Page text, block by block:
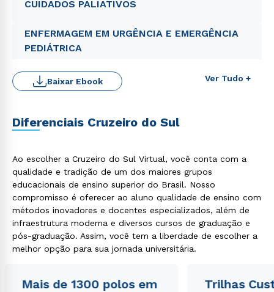
CUIDADOS PALIATIVOS
ENFERMAGEM EM URGÊNCIA E EMERGÊNCIA
PEDIÁTRICA
Ver Tudo +
Baixar Ebook
Diferenciais Cruzeiro do Sul
Ao escolher a Cruzeiro do Sul Virtual, você conta com a
qualidade e tradição de um dos maiores grupos
educacionais de ensino superior do Brasil. Nosso
compromisso é oferecer ao aluno qualidade de ensino com
métodos inovadores e docentes especializados, além de
infraestrutura moderna e diversos cursos de graduação e
pós-graduação. Assim, você tem a liberdade de escolher a
melhor opção para sua jornada universitária.
Mais de 1300 polos em
Trilhas
Rápido e fácil
WhatsApp
Estou de acordo com a Política de Privacidade.e
autorizo que meus dados sejam utilizados para o